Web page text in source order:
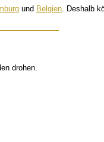
und Belgien. Deshalb
drohen.